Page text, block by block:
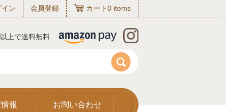
イン 会員登録 カート0 items
上で送料無料
報 お問い合わせ